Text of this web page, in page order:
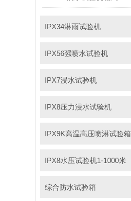
IPX34淋雨试验机
IPX56强喷水试验机
IPX7浸水试验机
IPX8压力浸水试验机
IPX9K高温高压喷淋试验箱
IPX8水压试验机1-1000米
综合防水试验箱